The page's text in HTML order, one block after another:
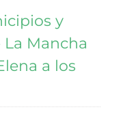
y
Mancha
a los